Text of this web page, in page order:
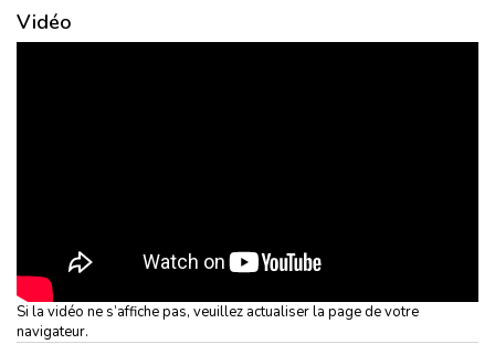
Vidéo
Si la vidéo ne s’affiche pas, veuillez actualiser la page de votre
navigateur.